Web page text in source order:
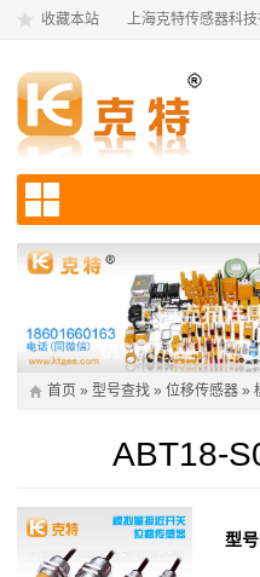
收藏本站 上海克特传感器科技
首页 » 型号查找 » 位移传感器 »
ABT18-
型